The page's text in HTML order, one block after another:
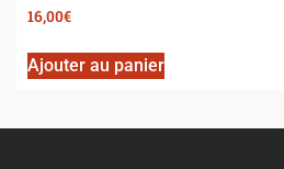
16,00€
Ajouter au panier